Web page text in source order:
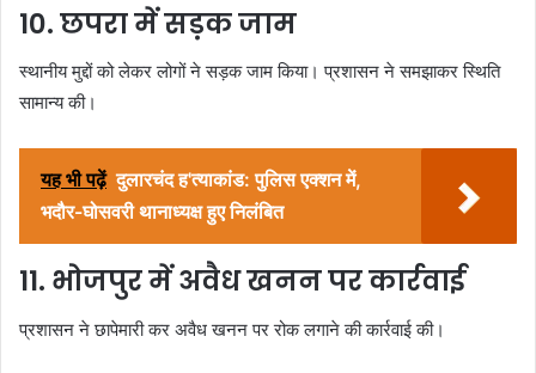
10. छपरा में सड़क जाम
स्थानीय मुद्दों को लेकर लोगों ने सड़क जाम किया। प्रशासन ने समझाकर स्थिति
सामान्य की।
यह भी पढ़ें दुलारचंद ह'त्याकांड: पुलिस एक्शन में,
भदौर-घोसवरी थानाध्यक्ष हुए निलंबित
11. भोजपुर में अवैध खनन पर कार्रवाई
प्रशासन ने छापेमारी कर अवैध खनन पर रोक लगाने की कार्रवाई की।